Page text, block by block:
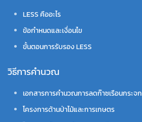
LESS คืออะไร
ข้อกำหนดและเงื่อนไข
ขั้นตอนการรับรอง LESS
วิธีการคำนวณ
เอกสารการคำนวณการลดก๊าซเรือนกระจก
โครงการด้านป่าไม้และการเกษตร